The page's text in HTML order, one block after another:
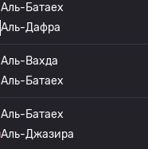
Аль-Батаех
Аль-Дафра
Аль-Вахда
Аль-Батаех
Аль-Батаех
Аль-Джазира